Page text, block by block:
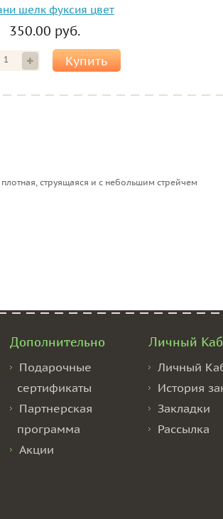
шелк фуксия цвет
350.00 руб.
Купить
струящаяся и с небольшим стрейчем
Дополнительно
Подарочные
сертификаты
Партнерская
программа
Акции
Личный
Личный
История
Закладки
Рассылка